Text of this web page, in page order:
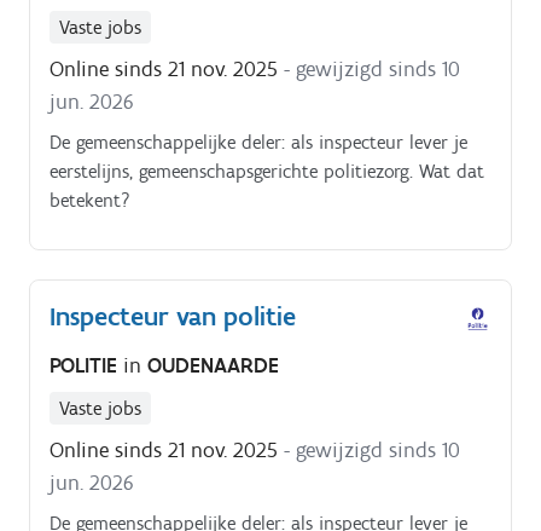
Vaste jobs
Online sinds 21 nov. 2025 - gewijzigd sinds 10
jun. 2026
De gemeenschappelijke deler: als inspecteur lever je
eerstelijns, gemeenschapsgerichte politiezorg. Wat dat
betekent?
Inspecteur van politie
POLITIE in OUDENAARDE
Vaste jobs
Online sinds 21 nov. 2025 - gewijzigd sinds 10
jun. 2026
De gemeenschappelijke deler: als inspecteur lever je